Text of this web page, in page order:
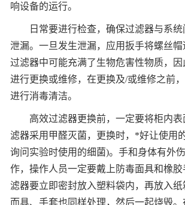
响设备的运行。
日常要进行检查，确保过滤器与系统
泄漏。一旦发生泄漏，应用扳手将螺丝
过滤器中可能充满了生物危害性物质，
进行更换或维修，在更换及/或维修之前
进行消毒清洁。
高效过滤器更换前，一定要将柜内表
滤器采用甲醛灭菌，更换时，*好让使用
询问实验时使用的细菌)。手和身体有外
作，操作人员一定要戴上防毒面具和橡
滤器要立即密封放入塑料袋内，再放入
而具、手套也同样处理，然后一起烧毁